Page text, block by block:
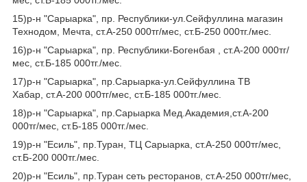
15)р-н "Сарыарка", пр. Республики-ул.Сейфуллина магазин
Технодом, Мечта, ст.А-250 000тг/мес, ст.Б-250 000тг./мес.
16)р-н "Сарыарка", пр. Республики-Богенбая , ст.А-200 000тг/
мес, ст.Б-185 000тг./мес.
17)р-н "Сарыарка", пр.Сарыарка-ул.Сейфуллина ТВ
Хабар, ст.А-200 000тг/мес, ст.Б-185 000тг./мес.
18)р-н "Сарыарка", пр.Сарыарка Мед.Академия,ст.А-200
000тг/мес, ст.Б-185 000тг./мес.
19)р-н "Есиль", пр.Туран, ТЦ Сарыарка, ст.А-250 000тг/мес,
ст.Б-200 000тг./мес.
20)р-н "Есиль", пр.Туран сеть ресторанов, ст.А-250 000тг/мес,